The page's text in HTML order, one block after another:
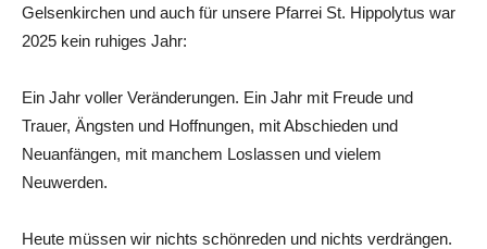
Gelsenkirchen und auch für unsere Pfarrei St. Hippolytus war
2025 kein ruhiges Jahr:
Ein Jahr voller Veränderungen. Ein Jahr mit Freude und
Trauer, Ängsten und Hoffnungen, mit Abschieden und
Neuanfängen, mit manchem Loslassen und vielem
Neuwerden.
Heute müssen wir nichts schönreden und nichts verdrängen.